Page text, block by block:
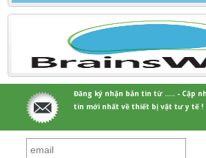
Đăng ký nhận bản tin từ ..... - Cập
tin mới nhất về thiết bị vật tư y tế !